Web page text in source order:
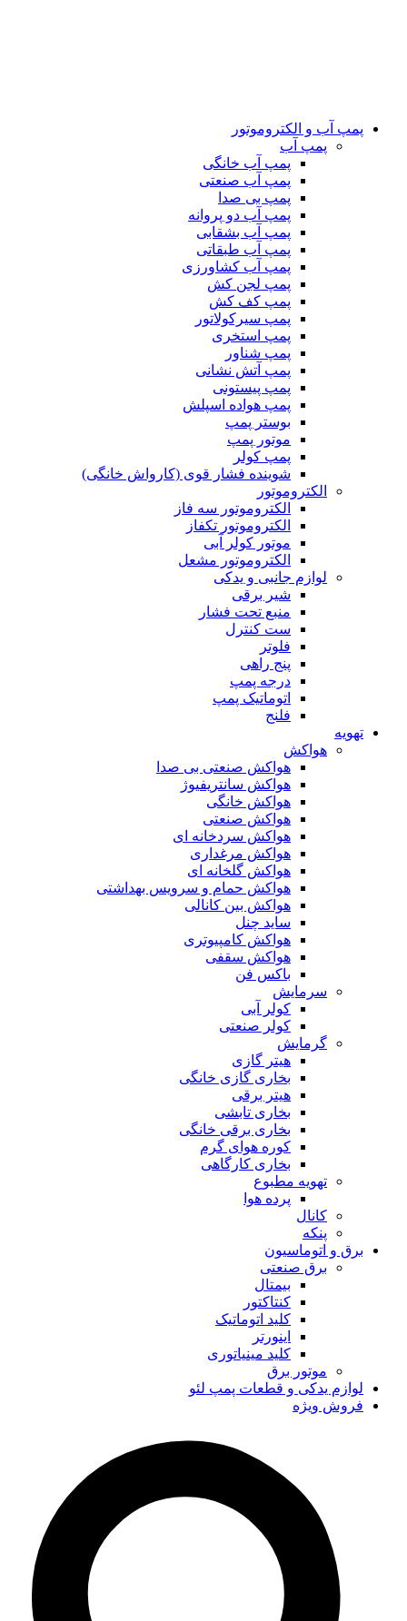
پمپ آب و الکتروموتور
پمپ آب
پمپ آب خانگی
پمپ آب صنعتی
پمپ بی صدا
پمپ آب دو پروانه
پمپ آب بشقابی
پمپ آب طبقاتی
پمپ آب کشاورزی
پمپ لجن کش
پمپ کف کش
پمپ سیرکولاتور
پمپ استخری
پمپ شناور
پمپ آتش نشانی
پمپ پیستونی
پمپ هواده اسپلش
بوستر پمپ
موتور پمپ
پمپ کولر
شوینده فشار قوی (کارواش خانگی)
الکتروموتور
الکتروموتور سه فاز
الکتروموتور تکفاز
موتور کولر آبی
الکتروموتور مشعل
لوازم جانبی و یدکی
شیر برقی
منبع تحت فشار
ست کنترل
فلوتر
پنج راهی
درجه پمپ
اتوماتیک پمپ
فلنج
تهویه
هواکش
هواکش صنعتی بی صدا
هواکش سانتریفیوژ
هواکش خانگی
هواکش صنعتی
هواکش سردخانه ای
هواکش مرغداری
هواکش گلخانه ای
هواکش حمام و سرویس بهداشتی
هواکش بین کانالی
ساید چنل
هواکش کامپیوتری
هواکش سقفی
باکس فن
سرمایش
کولر آبی
کولر صنعتی
گرمایش
هیتر گازی
بخاری گازی خانگی
هیتر برقی
بخاری تابشی
بخاری برقی خانگی
کوره هوای گرم
بخاری کارگاهی
تهویه مطبوع
پرده هوا
کانال
پنکه
برق و اتوماسیون
برق صنعتی
بیمتال
کنتاکتور
کلید اتوماتیک
اینورتر
کلید مینیاتوری
موتور برق
لوازم یدکی و قطعات پمپ لئو
فروش ویژه